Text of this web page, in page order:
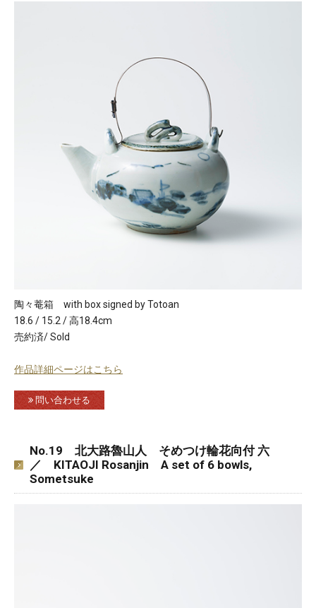
陶々菴箱 with box signed by Totoan
18.6 / 15.2 / 高18.4cm
売約済/ Sold
作品詳細ページはこちら
問い合わせる
No.19 北大路魯山人 そめつけ輪花向付 六
／ KITAOJI Rosanjin A set of 6 bowls,
Sometsuke